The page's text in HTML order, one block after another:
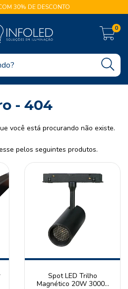
30% DE DESCONTO
0
- 404
você está procurando não existe.
pelos seguintes produtos.
Spot LED Trilho
Magnético 20W 3000K